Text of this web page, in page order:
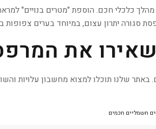
מהלך כלכלי חכם. הוספת "מטרים בנויים"
סגורה יתרון עצום, במיוחד בערים
את
שלנו תוכלו למצוא מחשבון עלויות
חשמליים חכמים